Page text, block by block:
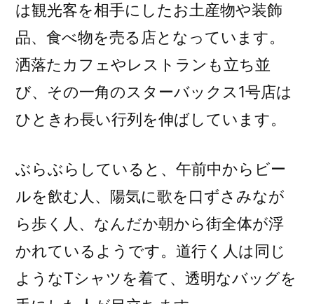
は観光客を相手にしたお土産物や装飾
品、食べ物を売る店となっています。
洒落たカフェやレストランも立ち並
び、その一角のスターバックス1号店は
ひときわ長い行列を伸ばしています。
ぶらぶらしていると、午前中からビー
ルを飲む人、陽気に歌を口ずさみなが
ら歩く人、なんだか朝から街全体が浮
かれているようです。道行く人は同じ
ようなTシャツを着て、透明なバッグを